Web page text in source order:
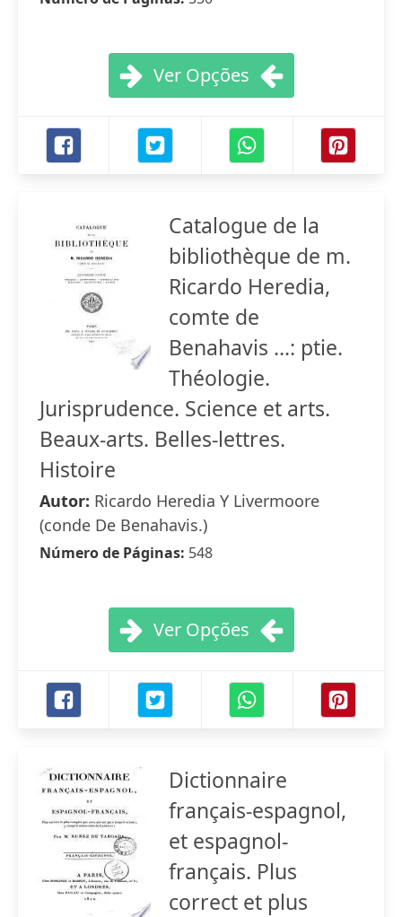
Ver Opções
Catalogue de la
bibliothèque de m.
Ricardo Heredia,
comte de
Benahavis ...: ptie.
Théologie.
Jurisprudence. Science et arts.
Beaux-arts. Belles-lettres.
Histoire
Autor: Ricardo Heredia Y Livermoore
(conde De Benahavis.)
Número de Páginas: 548
Ver Opções
Dictionnaire
français-espagnol,
et espagnol-
français. Plus
correct et plus